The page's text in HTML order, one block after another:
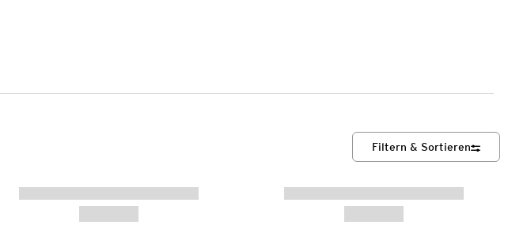
Filtern & Sortieren